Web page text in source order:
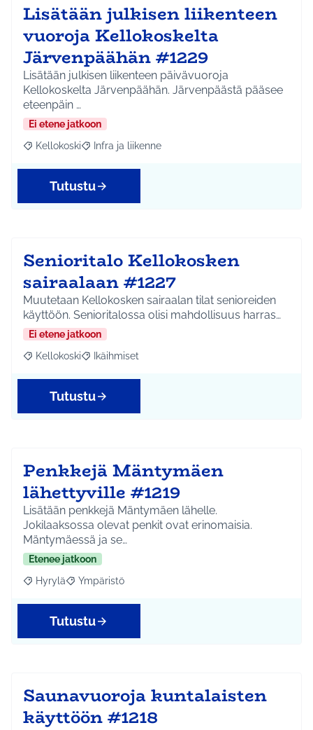
Lisätään julkisen liikenteen
vuoroja Kellokoskelta
Järvenpäähän #1229
Lisätään julkisen liikenteen päivävuoroja
Kellokoskelta Järvenpäähän. Järvenpäästä pääsee
eteenpäin …
Ei etene jatkoon
Rajaa tulokset aihepiirin mukaan: Kellokoski
Kellokoski Rajaa tulokset teeman mukaan: Infra ja liikenne
Infra ja liikenne
Tutustu
Senioritalo Kellokosken
sairaalaan #1227
Muutetaan Kellokosken sairaalan tilat senioreiden
käyttöön. Senioritalossa olisi mahdollisuus harras…
Ei etene jatkoon
Rajaa tulokset aihepiirin mukaan: Kellokoski
Kellokoski Rajaa tulokset teeman mukaan: Ikäihmiset
Ikäihmiset
Tutustu
Penkkejä Mäntymäen
lähettyville #1219
Lisätään penkkejä Mäntymäen lähelle.
Jokilaaksossa olevat penkit ovat erinomaisia.
Mäntymäessä ja se…
Etenee jatkoon
Rajaa tulokset aihepiirin mukaan: Hyrylä
Hyrylä Rajaa tulokset teeman mukaan: Ympäristö
Ympäristö
Tutustu
Saunavuoroja kuntalaisten
käyttöön #1218